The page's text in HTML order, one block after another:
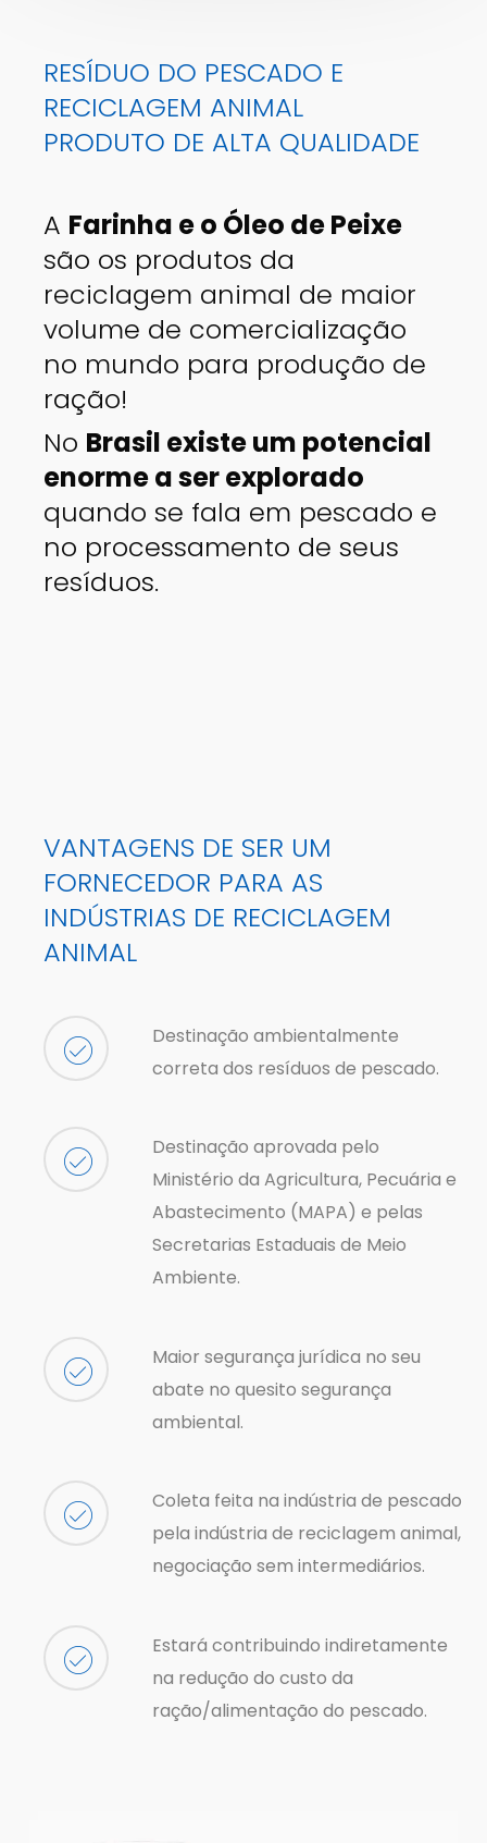
RESÍDUO DO PESCADO E
RECICLAGEM ANIMAL
PRODUTO DE ALTA QUALIDADE
A Farinha e o Óleo de Peixe
são os produtos da
reciclagem animal de maior
volume de comercialização
no mundo para produção de
ração!
No Brasil existe um potencial
enorme a ser explorado
quando se fala em pescado e
no processamento de seus
resíduos.
VANTAGENS DE SER UM
FORNECEDOR PARA AS
INDÚSTRIAS DE RECICLAGEM
ANIMAL
Destinação ambientalmente
correta dos resíduos de pescado.
Destinação aprovada pelo
Ministério da Agricultura, Pecuária e
Abastecimento (MAPA) e pelas
Secretarias Estaduais de Meio
Ambiente.
Maior segurança jurídica no seu
abate no quesito segurança
ambiental.
Coleta feita na indústria de pescado
pela indústria de reciclagem animal,
negociação sem intermediários.
Estará contribuindo indiretamente
na redução do custo da
ração/alimentação do pescado.